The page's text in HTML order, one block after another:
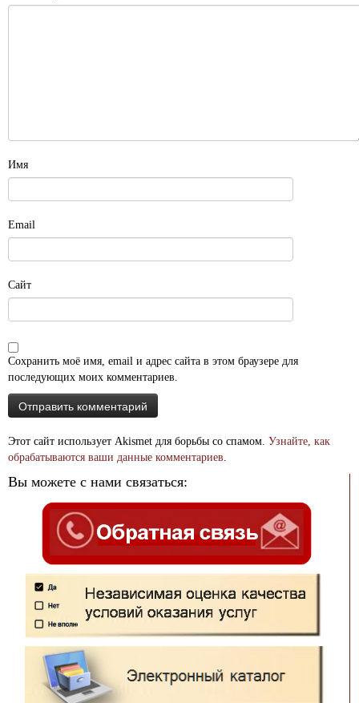
Имя
Email
Сайт
Сохранить моё имя, email и адрес сайта в этом браузере для
последующих моих комментариев.
Этот сайт использует Akismet для борьбы со спамом. Узнайте, как
обрабатываются ваши данные комментариев.
Вы можете с нами связаться: